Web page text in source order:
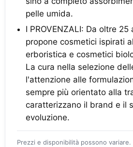
pelle umida.
I PROVENZALI: Da oltre 25
propone cosmetici ispirati
erboristica e cosmetici
La cura nella selezione
l'attenzione alle
sempre più orientato alla
caratterizzano il brand e il
evoluzione.
Prezzi e disponibilità possono